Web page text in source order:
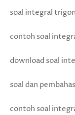
soal integral
contoh soal
download soal
soal dan
contoh soal